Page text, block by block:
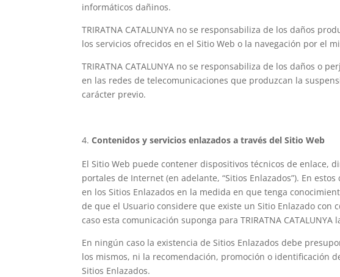
informáticos dañinos.
TRIRATNA CATALUNYA no se responsabiliza de los daños
los servicios ofrecidos en el Sitio Web o la navegación por el
TRIRATNA CATALUNYA no se responsabiliza de los daños o
en las redes de telecomunicaciones que produzcan la
carácter previo.
Contenidos y servicios enlazados a través del Sitio Web
El Sitio Web puede contener dispositivos técnicos de
portales de Internet (en adelante, “Sitios Enlazados”). En
en los Sitios Enlazados en la medida en que tenga
de que el Usuario considere que existe un Sitio Enlazado con
caso esta comunicación suponga para TRIRATNA
En ningún caso la existencia de Sitios Enlazados debe
los mismos, ni la recomendación, promoción o identificación
Sitios Enlazados.